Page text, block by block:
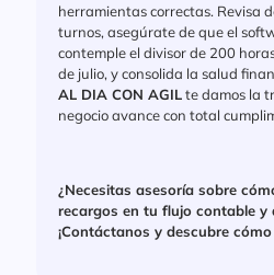
herramientas correctas. Revisa
turnos, asegúrate de que el
contemple el divisor de 200
de julio, y consolida la salud
AL DIA CON AGILte damos la
negocio avance con total
¿Necesitas asesoría sobre
recargos en tu flujo contable y
¡Contáctanos y descubre